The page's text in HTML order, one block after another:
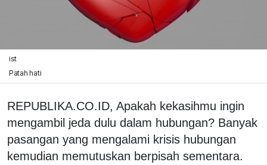
ist
Patah hati
REPUBLIKA.CO.ID, Apakah kekasihmu ingin
mengambil jeda dulu dalam hubungan? Banyak
pasangan yang mengalami krisis hubungan
kemudian memutuskan berpisah sementara.